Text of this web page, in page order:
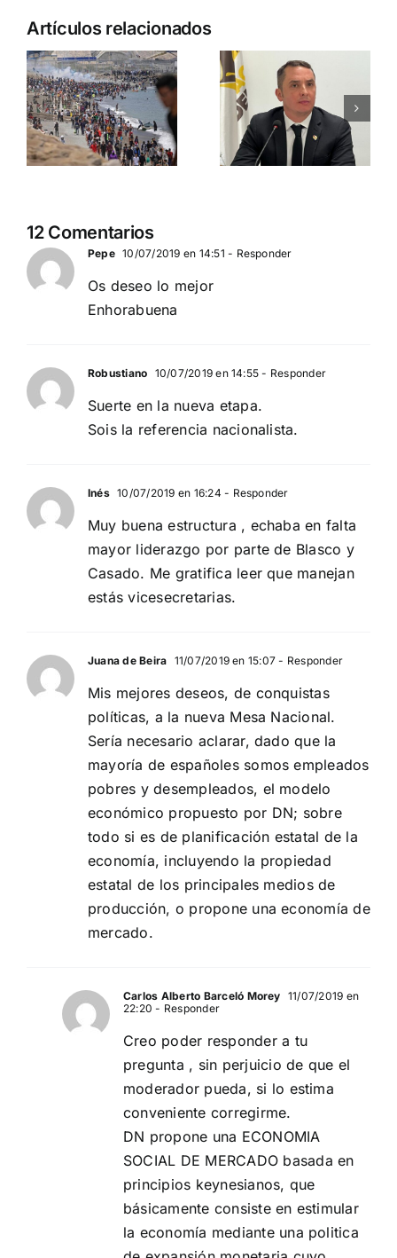
Artículos relacionados
Ante los
incendios
de
Guadalajara
y el resto
del país
PEDRO CHAPARRO
NACIONAL)
Comienza
tu camino
hacia las
2027
12 Comentarios
Pepe 10/07/2019 en 14:51 - Responder
Os deseo lo mejor
Enhorabuena
Robustiano 10/07/2019 en 14:55 - Responder
Suerte en la nueva etapa.
Sois la referencia nacionalista.
Inés 10/07/2019 en 16:24 - Responder
Muy buena estructura , echaba en falta
mayor liderazgo por parte de Blasco y
Casado. Me gratifica leer que manejan
estás vicesecretarias.
Juana de Beira 11/07/2019 en 15:07 - Responder
Mis mejores deseos, de conquistas
políticas, a la nueva Mesa Nacional.
Sería necesario aclarar, dado que la
mayoría de españoles somos empleados
pobres y desempleados, el modelo
económico propuesto por DN; sobre
todo si es de planificación estatal de la
economía, incluyendo la propiedad
estatal de los principales medios de
producción, o propone una economía de
mercado.
Carlos Alberto Barceló Morey 11/07/2019 en
22:20 - Responder
Creo poder responder a tu
pregunta , sin perjuicio de que el
moderador pueda, si lo estima
conveniente corregirme.
DN propone una ECONOMIA
SOCIAL DE MERCADO basada en
principios keynesianos, que
básicamente consiste en estimular
la economía mediante una politica